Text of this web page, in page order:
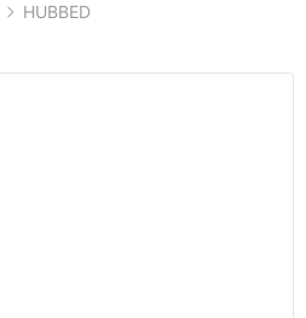
HUBBED